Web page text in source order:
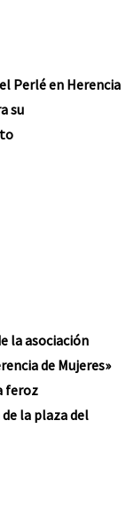
Perlé en Herencia
su
la asociación
de Mujeres»
feroz
la plaza del